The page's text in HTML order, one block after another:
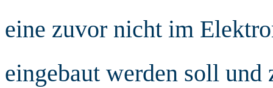
eine zuvor nicht im
eingebaut werden soll